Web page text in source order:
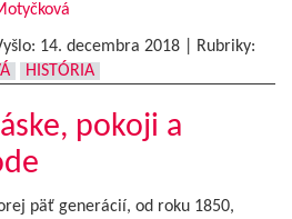
14. decembra 2018
Rubriky:
HISTÓRIA
pokoji a
päť generácií, od roku 1850,